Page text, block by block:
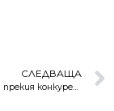
СЛЕДВАЩА
Байерн победи прекия конкурент и вече вижда девета поредна титла